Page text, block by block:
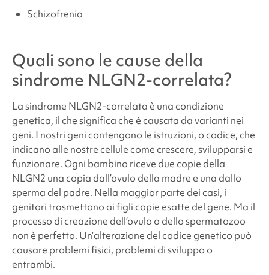
Schizofrenia
Quali sono le cause della
sindrome NLGN2-correlata?
Lasindrome NLGN2-correlataè una condizione
genetica, il che significa che è causata da varianti nei
geni. I nostri geni contengono le istruzioni, o codice, che
indicano alle nostre cellule come crescere, svilupparsi e
funzionare. Ogni bambino riceve due copie della
NLGN2 una copia dall’ovulo della madre e una dallo
sperma del padre. Nella maggior parte dei casi, i
genitori trasmettono ai figli copie esatte del gene. Ma il
processo di creazione dell’ovulo o dello spermatozoo
non è perfetto. Un’alterazione del codice genetico può
causare problemi fisici, problemi di sviluppo o
entrambi.